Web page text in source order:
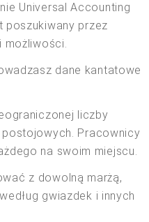
Universal Accounting
poszukiwany przez
możliwości.
dane kantatowe
liczby
Pracownicy
na swoim miejscu.
z dowolną marżą,
gwiazdek i innych